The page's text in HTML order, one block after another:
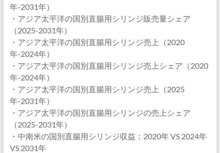
年-2031年）
・アジア太平洋の国別直腸用シリンジ販売量シェア
（2025-2031年）
・アジア太平洋の国別直腸用シリンジ売上（2020
年-2024年）
・アジア太平洋の国別直腸用シリンジ売上シェア（2020
年-2024年）
・アジア太平洋の国別直腸用シリンジ売上（2025
年-2031年）
・アジア太平洋の国別直腸用シリンジの売上シェア
（2025-2031年）
・中南米の国別直腸用シリンジ収益：2020年 VS 2024年
VS 2031年